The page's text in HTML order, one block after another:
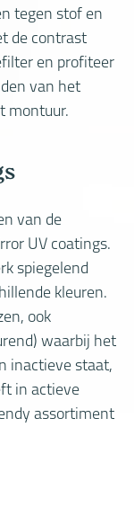
tegen stof en
de contrast
en profiteer
van het
montuur.
van de
UV coatings.
spiegelend
kleuren.
ook
waarbij het
inactieve staat,
in actieve
assortiment